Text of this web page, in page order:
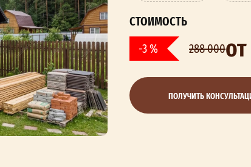
СТОИМОСТЬ
-3 % 288 000
ПОЛУЧИТЬ